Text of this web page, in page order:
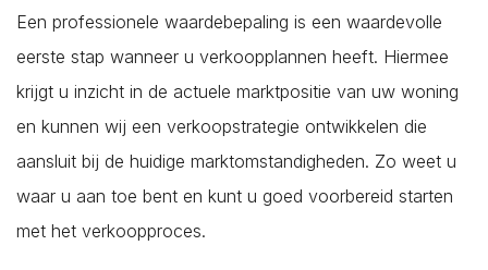
Een professionele waardebepaling is een waardevolle
eerste stap wanneer u verkoopplannen heeft. Hiermee
krijgt u inzicht in de actuele marktpositie van uw woning
en kunnen wij een verkoopstrategie ontwikkelen die
aansluit bij de huidige marktomstandigheden. Zo weet u
waar u aan toe bent en kunt u goed voorbereid starten
met het verkoopproces.